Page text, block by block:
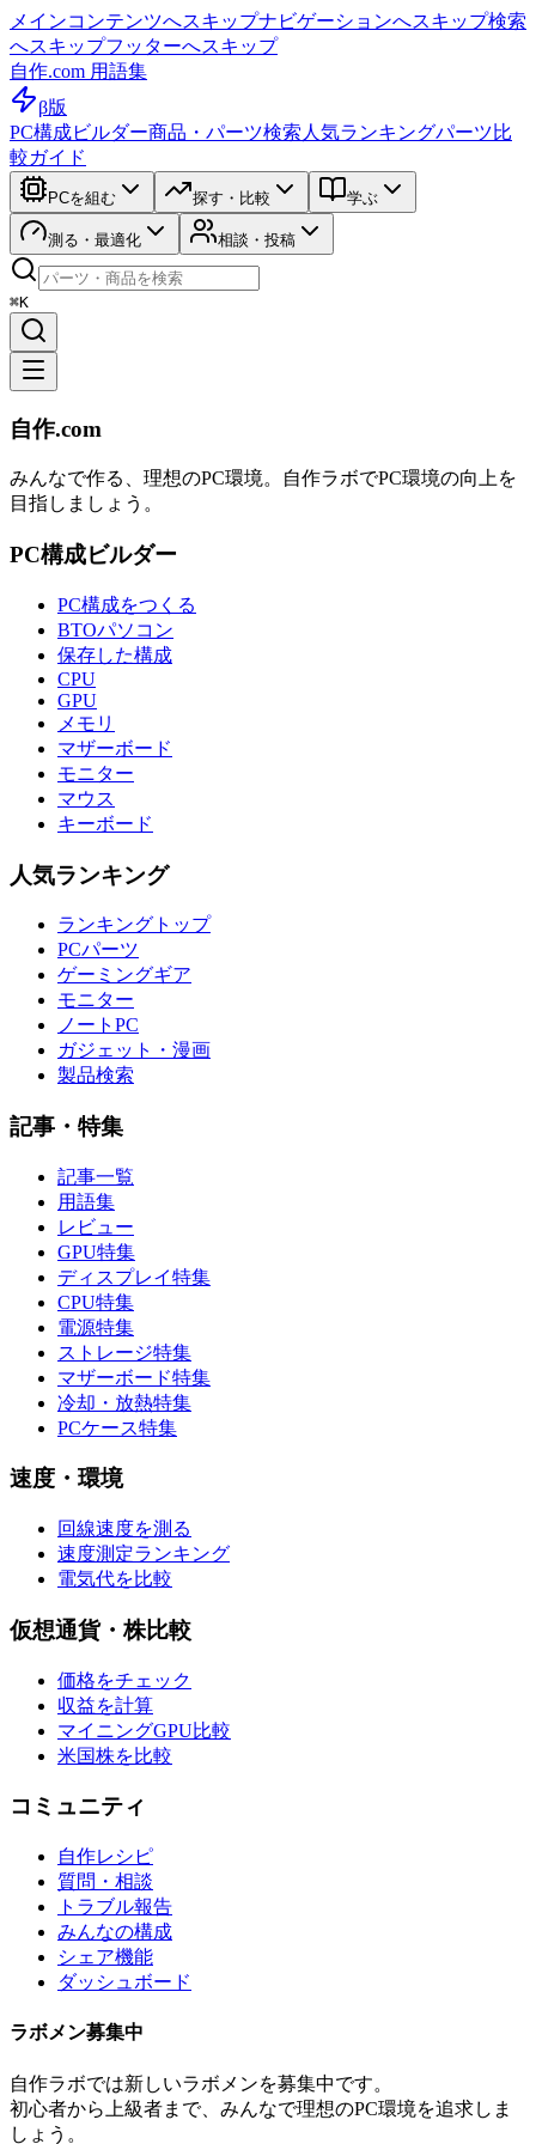
メインコンテンツへスキップナビゲーションへスキップ検索
へスキップフッターへスキップ
自作.com 用語集
β版
PC構成ビルダー商品・パーツ検索 人気ランキングパーツ比
較ガイド
PCを組む 探す・比較 学ぶ
測る・最適化 相談・投稿
⌘K
自作.com
みんなで作る、理想のPC環境。 自作ラボでPC環境の向上を
目指しましょう。
PC構成ビルダー
PC構成をつくる
BTOパソコン
保存した構成
CPU
GPU
メモリ
マザーボード
モニター
マウス
キーボード
人気ランキング
ランキングトップ
PCパーツ
ゲーミングギア
モニター
ノートPC
ガジェット・漫画
製品検索
記事・特集
記事一覧
用語集
レビュー
GPU特集
ディスプレイ特集
CPU特集
電源特集
ストレージ特集
マザーボード特集
冷却・放熱特集
PCケース特集
速度・環境
回線速度を測る
速度測定ランキング
電気代を比較
仮想通貨・株比較
価格をチェック
収益を計算
マイニングGPU比較
米国株を比較
コミュニティ
自作レシピ
質問・相談
トラブル報告
みんなの構成
シェア機能
ダッシュボード
ラボメン募集中
自作ラボでは新しいラボメンを募集中です。
初心者から上級者まで、みんなで理想のPC環境を追求しま
しょう。